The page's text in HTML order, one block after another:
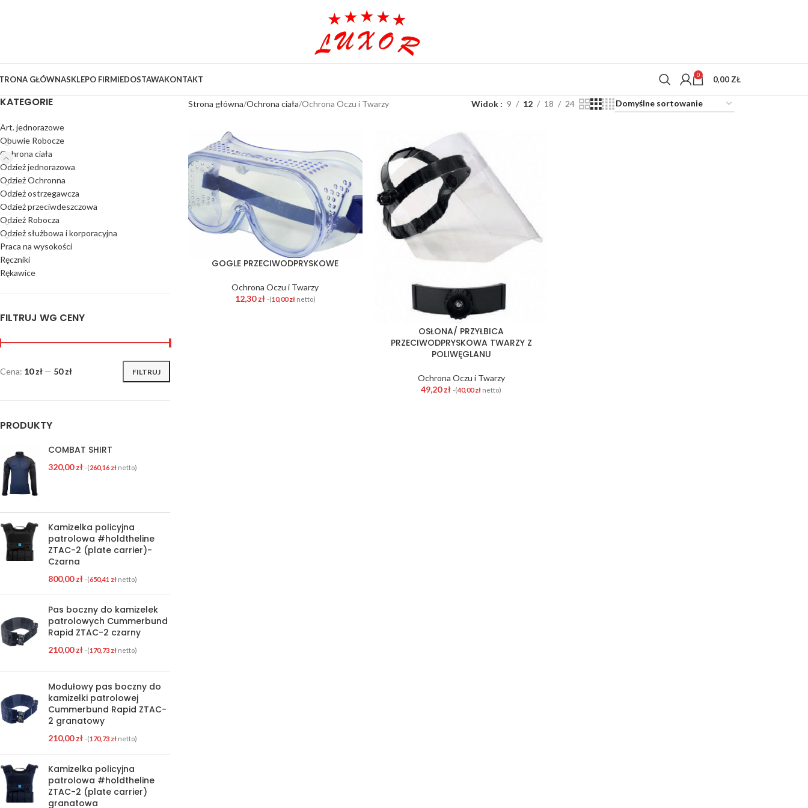
GŁÓWNASKLEPO FIRMIEDOSTAWAKONTAKT 0 0,00 ZŁ
KATEGORIE
Art. jednorazowe
Obuwie Robocze
Ochrona ciała
Odzież jednorazowa
Odzież Ochronna
Odzież ostrzegawcza
Odzież przeciwdeszczowa
Odzież Robocza
Odzież służbowa i korporacyjna
Praca na wysokości
Ręczniki
Rękawice
FILTRUJ WG CENY
FILTRUJ
Cena: 10 zł — 50 zł
PRODUKTY
COMBAT SHIRT
320,00zł -(260,16 zł netto)
Kamizelka policyjna
patrolowa #holdtheline
ZTAC-2 (plate carrier)-
Czarna
800,00zł -(650,41 zł netto)
Pas boczny do kamizelek
patrolowych Cummerbund
Rapid ZTAC-2 czarny
210,00zł -(170,73 zł netto)
Modułowy pas boczny do
kamizelki patrolowej
Cummerbund Rapid ZTAC-
2 granatowy
210,00zł -(170,73 zł netto)
Kamizelka policyjna
patrolowa #holdtheline
ZTAC-2 (plate carrier)
granatowa
Strona główna Ochrona ciała Ochrona Oczu i Twarzy Widok 9 12 18 24
GOGLE PRZECIWODPRYSKOWE
Ochrona Oczu i Twarzy
12,30zł -(10,00złnetto)
OSŁONA/ PRZYŁBICA
PRZECIWODPRYSKOWA TWARZY Z
POLIWĘGLANU
Ochrona Oczu i Twarzy
49,20zł -(40,00zł netto)